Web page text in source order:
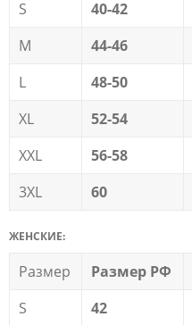
S
40-42
M
44-46
L
48-50
XL
52-54
XXL
56-58
3XL
60
ЖЕНСКИЕ:
Размер Размер РФ
S
42